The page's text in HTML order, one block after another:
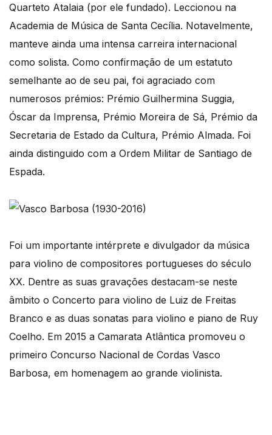
Quarteto Atalaia (por ele fundado). Leccionou na
Academia de Música de Santa Cecília. Notavelmente,
manteve ainda uma intensa carreira internacional
como solista. Como confirmação de um estatuto
semelhante ao de seu pai, foi agraciado com
numerosos prémios: Prémio Guilhermina Suggia,
Óscar da Imprensa, Prémio Moreira de Sá, Prémio da
Secretaria de Estado da Cultura, Prémio Almada. Foi
ainda distinguido com a Ordem Militar de Santiago de
Espada.
Foi um importante intérprete e divulgador da música
para violino de compositores portugueses do século
XX. Dentre as suas gravações destacam-se neste
âmbito o Concerto para violino de Luiz de Freitas
Branco e as duas sonatas para violino e piano de Ruy
Coelho. Em 2015 a Camarata Atlântica promoveu o
primeiro Concurso Nacional de Cordas Vasco
Barbosa, em homenagem ao grande violinista.